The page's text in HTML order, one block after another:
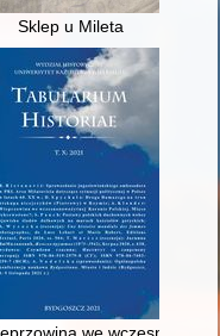
zachodniej
Sklep u Mileta
textuality and
we